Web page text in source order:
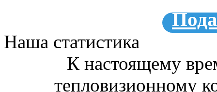
Наша статистика
К настоящему
тепловизионному